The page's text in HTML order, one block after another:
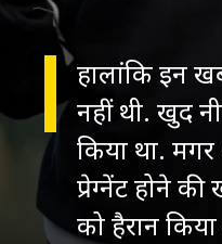
हालांकि इन
नहीं थी. खुद
किया था.
प्रेग्नेंट होने
को हैरान किया